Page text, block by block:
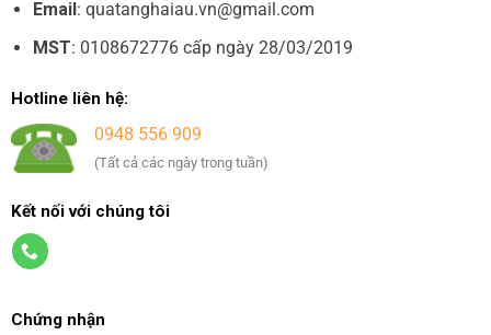
Email : quatanghaiau.vn@gmail.com
MST: 0108672776 cấp ngày 28/03/2019
Hotline liên hệ:
0948 556 909
(Tất cả các ngày trong tuần)
Kết nối với chúng tôi
Chứng nhận